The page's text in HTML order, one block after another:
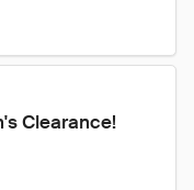
Clearance!